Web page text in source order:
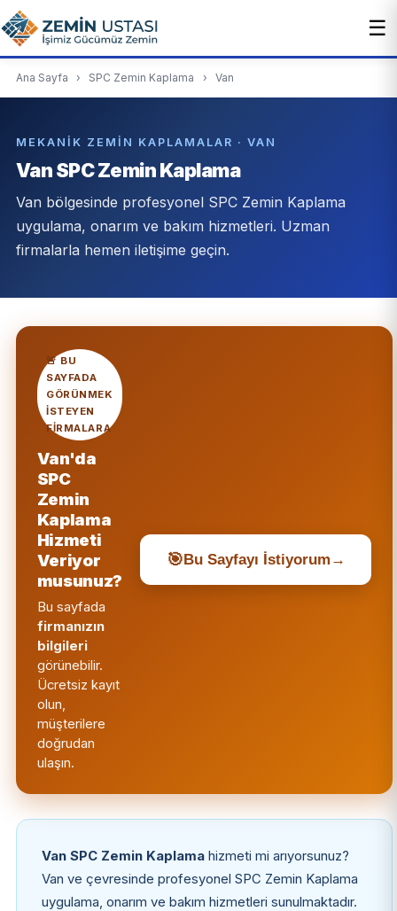
☰
Ana Sayfa › SPC Zemin Kaplama › Van
MEKANIK ZEMIN KAPLAMALAR · VAN
Van SPC Zemin Kaplama
Van bölgesinde profesyonel SPC Zemin Kaplama
uygulama, onarım ve bakım hizmetleri. Uzman
firmalarla hemen iletişime geçin.
🚨 BU
SAYFADA
GÖRÜNMEK
ISTEYEN
FIRMALARA
Van'da
SPC
Zemin
Kaplama
Hizmeti
Veriyor
musunuz?
Bu sayfada
firmanızın
bilgileri
görünebilir.
Ücretsiz kayıt
olun,
müşterilere
doğrudan
ulaşın.
🎯Bu Sayfayı İstiyorum →
Van SPC Zemin Kaplamahizmeti mi arıyorsunuz?
Van ve çevresinde profesyonel SPC Zemin Kaplama
uygulama, onarım ve bakım hizmetleri sunulmaktadır.